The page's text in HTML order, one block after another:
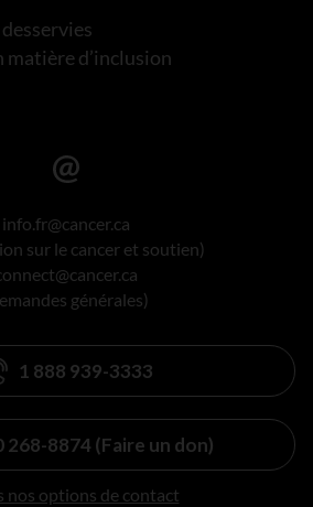
matière d’inclusion
info.fr@cancer.ca
sur le cancer et soutien)
générales)
1 888 939-3333
268-8874 (Faire un don)
nos options de contact